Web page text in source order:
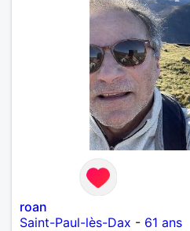
roan
Saint-Paul-lès-Dax - 61 ans